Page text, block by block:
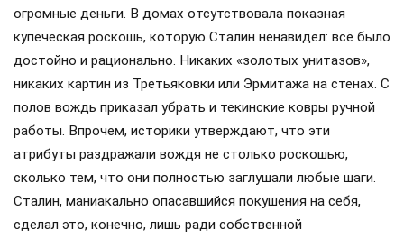
огромные деньги. В домах отсутствовала показная
купеческая роскошь, которую Сталин ненавидел: всё было
достойно и рационально. Никаких «золотых унитазов»,
никаких картин из Третьяковки или Эрмитажа на стенах. С
полов вождь приказал убрать и текинские ковры ручной
работы. Впрочем, историки утверждают, что эти
атрибуты раздражали вождя не столько роскошью,
сколько тем, что они полностью заглушали любые шаги.
Сталин, маниакально опасавшийся покушения на себя,
сделал это, конечно, лишь ради собственной